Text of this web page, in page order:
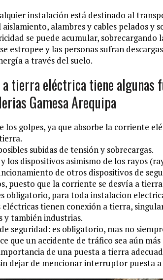
instalación está destinado al
aislamiento, alambres y cables pelados y
se puede acumular, sobrecargando
estropee y las personas sufran
a través del suelo.
tierra eléctrica tiene algunas
Gamesa Arequipa
los golpes, ya que absorbe la corriente
subidas de tensión y sobrecargas.
los dispositivos asimismo de los rayos
de otros dispositivos de
puesto que la corriente se desvía a
obligatorio, para toda instalacion
tienen conexión a tierra,
y también industrias.
seguridad: es obligatorio, mas no
que un accidente de tráfico sea aún
de una puesta a tierra
dejar de mencionar interruptor puesta